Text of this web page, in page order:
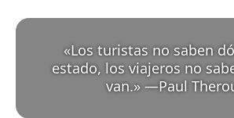
«Los turistas no saben
estado, los viajeros no
van.» —Paul